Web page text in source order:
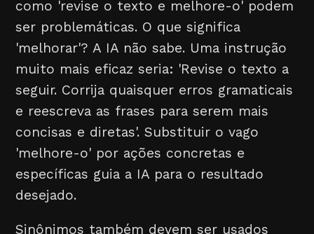
como 'revise o texto e melhore-o' podem
ser problemáticas. O que significa
'melhorar'? A IA não sabe. Uma instrução
muito mais eficaz seria: 'Revise o texto a
seguir. Corrija quaisquer erros gramaticais
e reescreva as frases para serem mais
concisas e diretas'. Substituir o vago
'melhore-o' por ações concretas e
específicas guia a IA para o resultado
desejado.
Sinônimos também devem ser usados